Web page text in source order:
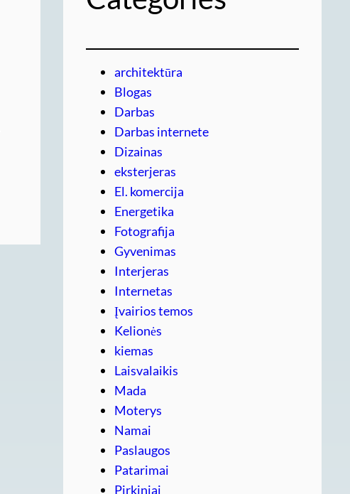
architektūra
Blogas
Darbas
Darbas internete
Dizainas
eksterjeras
El. komercija
Energetika
Fotografija
Gyvenimas
Interjeras
Internetas
Įvairios temos
Kelionės
kiemas
Laisvalaikis
Mada
Moterys
Namai
Paslaugos
Patarimai
Pirkiniai